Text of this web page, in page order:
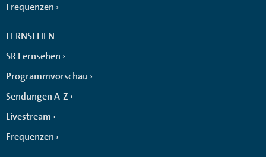
Frequenzen
FERNSEHEN
SR Fernsehen
Programmvorschau
Sendungen A-Z
Livestream
Frequenzen